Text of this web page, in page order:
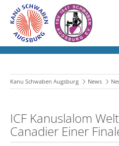
Kanu Schwaben Augsburg News
ICF Kanuslalom
Canadier Einer